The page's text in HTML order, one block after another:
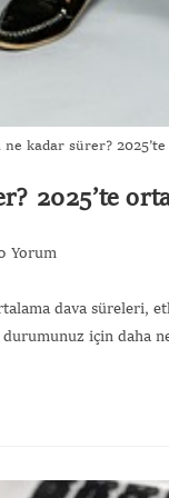
ne kadar sürer?
2025’te
Yorum
dava süreleri,
durumunuz için daha